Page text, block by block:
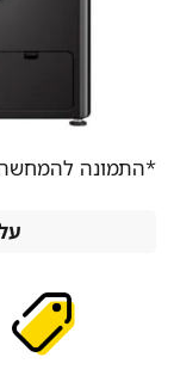
*התמונה להמחשה